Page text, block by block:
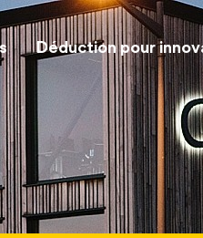
Déduction pour